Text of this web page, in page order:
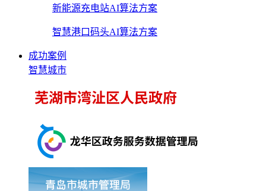
新能源充电站AI算法方案
智慧港口码头AI算法方案
成功案例
智慧城市